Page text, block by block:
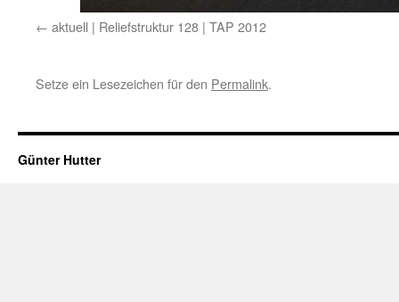
aktuell | Reliefstruktur 128 | TAP 2012
Setze ein Lesezeichen für den Permalink.
Günter Hutter